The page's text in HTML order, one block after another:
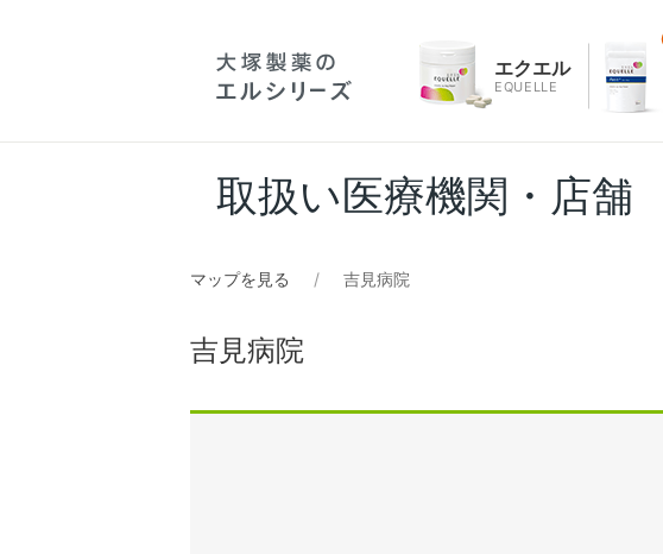
エクエル
EQUELLE
取扱い医療機関・店舗
マップを見る 吉見病院
吉見病院